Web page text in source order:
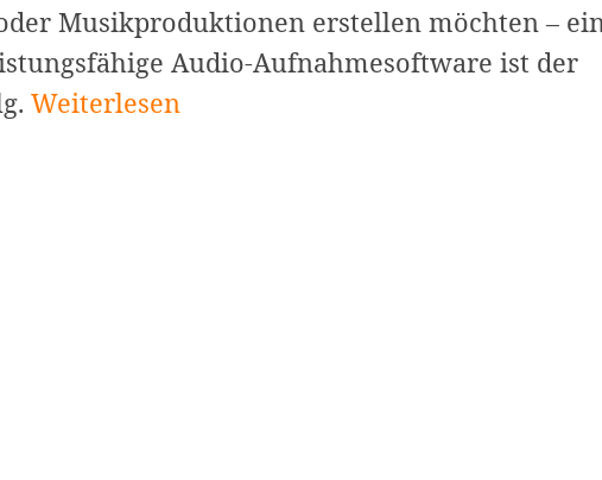
Musikproduktionen erstellen möchten –
Audio-Aufnahmesoftware ist der
Die
Weiterlesen